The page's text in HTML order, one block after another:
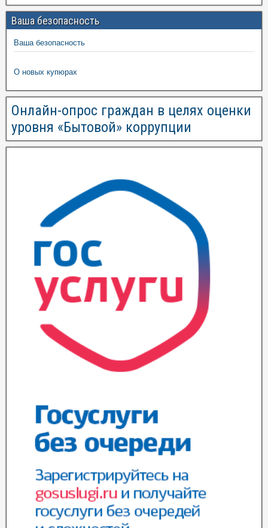
Ваша безопасность
Ваша безопасность
О новых купюрах
Онлайн-опрос граждан в целях оценки
уровня «Бытовой» коррупции